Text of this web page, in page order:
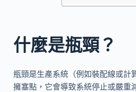
什麼是瓶頸？
瓶頸是生產系統（例如裝配線或計
擁塞點，它會導致系統停止或嚴重